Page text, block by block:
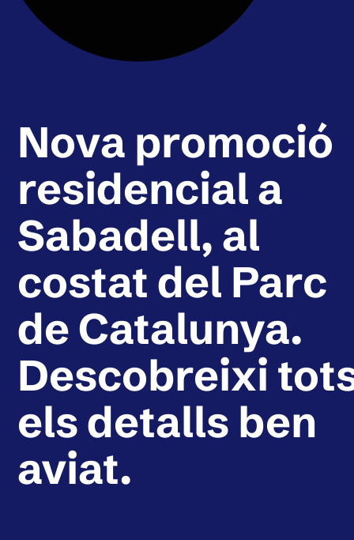
Nova promoció
residencial a
Sabadell, al
costat del Parc
de Catalunya.
Descobreixi
els detalls ben
aviat.